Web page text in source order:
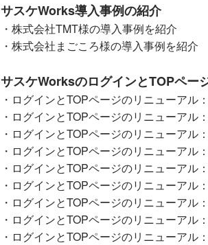
サスケWorks導入事例の紹介
・株式会社TMT様の導入事例を紹介
・株式会社まごころ様の導入事例を紹介
サスケWorksのログインとTOPペー
・ログインとTOPページのリニューアル
・ログインとTOPページのリニューアル
・ログインとTOPページのリニューアル
・ログインとTOPページのリニューアル
・ログインとTOPページのリニューアル
・ログインとTOPページのリニューアル
・ログインとTOPページのリニューアル
・ログインとTOPページのリニューアル
・ログインとTOPページのリニューアル